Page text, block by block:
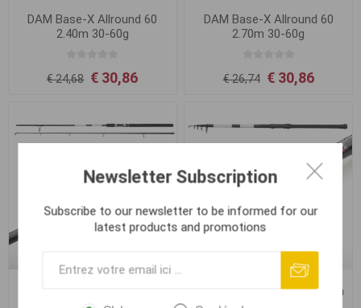
DAM Base-X Allround 60
2.40m 30-60g
€ 24,68 € 30,86
DAM Base-X Allround 60
2.70m 30-60g
€ 26,74 € 30,86
DAM Base-X Tele 100 2.70m
Newsletter Subscription
Subscribe to our newsletter to be informed for our
latest products and promotions